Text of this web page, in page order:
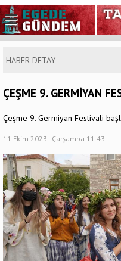
HABER DETAY
ÇEŞME 9. GERMİYAN
Çeşme 9. Germiyan Festivali
11 Ekim 2023 - Çarşamba 11:43